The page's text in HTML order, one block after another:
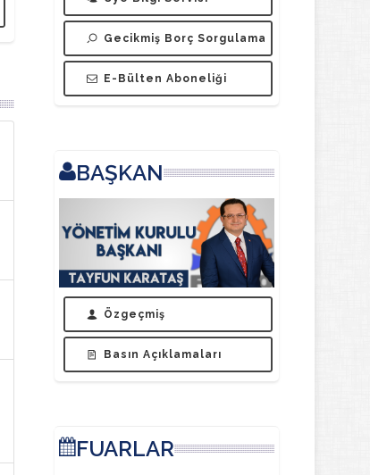
Gecikmiş Borç Sorgulama
E-Bülten Aboneliği
BAŞKAN
Özgeçmiş
Basın Açıklamaları
FUARLAR